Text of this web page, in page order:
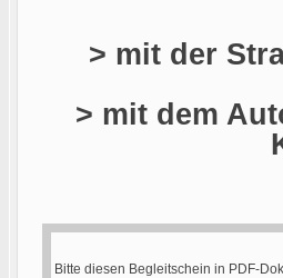
> mit der
> mit dem
Bitte diesen Begleitschein in PDF-